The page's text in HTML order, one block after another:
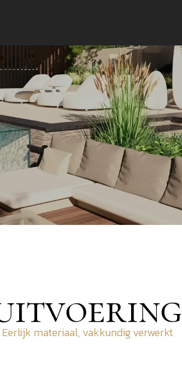
Eerlijk materiaal, vakkundig verwerkt